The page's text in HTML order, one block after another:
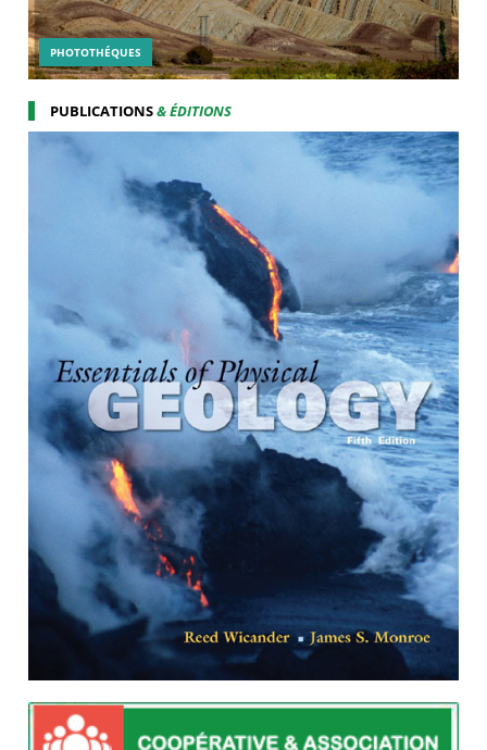
PHOTOTHÉQUES
PUBLICATIONS& ÉDITIONS